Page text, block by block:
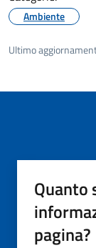
Ambiente
Ultimo
Quanto
pagina?